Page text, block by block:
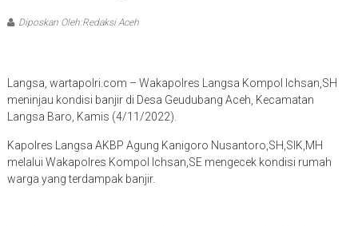
Diposkan Oleh:Redaksi Aceh
Langsa, wartapolri.com – Wakapolres Langsa Kompol Ichsan,SH
meninjau kondisi banjir di Desa Geudubang Aceh, Kecamatan
Langsa Baro, Kamis (4/11/2022).
Kapolres Langsa AKBP Agung Kanigoro Nusantoro,SH,SIK,MH
melalui Wakapolres Kompol Ichsan,SE mengecek kondisi rumah
warga yang terdampak banjir.